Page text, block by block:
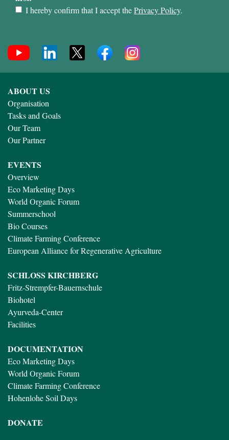
I hereby confirm that I accept thePrivacy Policy.
ABOUT US
Organisation
Tasks and Goals
Our Team
Our Partner
EVENTS
Overview
Eco Marketing Days
World Organic Forum
Summerschool
Bio Courses
Climate Farming Conference
European Alliance for Regenerative Agriculture
SCHLOSS KIRCHBERG
Fritz-Strempfer-Bauernschule
Biohotel
Ayurveda-Center
Facilities
DOCUMENTATION
Eco Marketing Days
World Organic Forum
Climate Farming Conference
Hohenlohe Soil Days
DONATE